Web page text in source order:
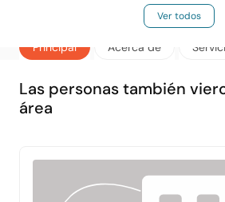
Principal Acerca de
Ver todos
Las personas también
área